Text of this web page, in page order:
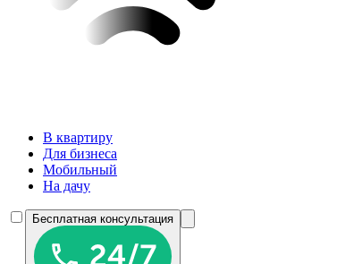
В квартиру
Для бизнеса
Мобильный
На дачу
Бесплатная консультация